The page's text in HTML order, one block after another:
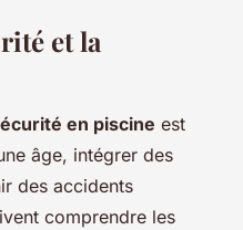
et la
en piscine est
âge, intégrer des
des accidents
comprendre les